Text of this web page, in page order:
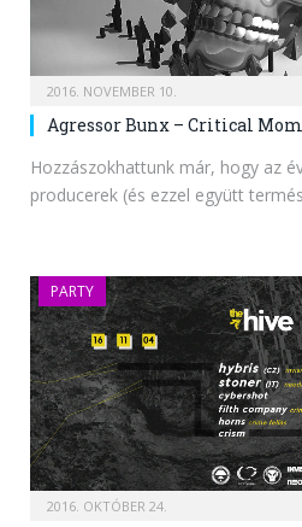
2016. NOVEMBER 10.
Agressor Bunx – Critical
Hozzászokhattunk már, hogy az
producerek (és ezzel együtt
PARTY
2016. OKTÓBER 24.